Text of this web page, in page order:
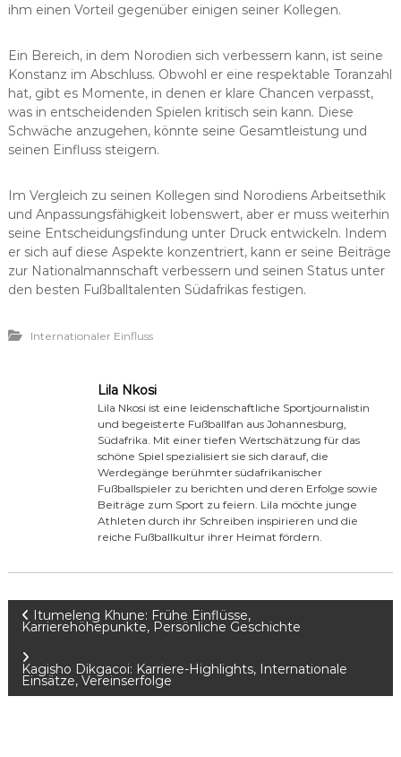
ihm einen Vorteil gegenüber einigen seiner Kollegen.
Ein Bereich, in dem Norodien sich verbessern kann, ist seine
Konstanz im Abschluss. Obwohl er eine respektable Toranzahl
hat, gibt es Momente, in denen er klare Chancen verpasst,
was in entscheidenden Spielen kritisch sein kann. Diese
Schwäche anzugehen, könnte seine Gesamtleistung und
seinen Einfluss steigern.
Im Vergleich zu seinen Kollegen sind Norodiens Arbeitsethik
und Anpassungsfähigkeit lobenswert, aber er muss weiterhin
seine Entscheidungsfindung unter Druck entwickeln. Indem
er sich auf diese Aspekte konzentriert, kann er seine Beiträge
zur Nationalmannschaft verbessern und seinen Status unter
den besten Fußballtalenten Südafrikas festigen.
Internationaler Einfluss
Lila Nkosi
Lila Nkosi ist eine leidenschaftliche Sportjournalistin
und begeisterte Fußballfan aus Johannesburg,
Südafrika. Mit einer tiefen Wertschätzung für das
schöne Spiel spezialisiert sie sich darauf, die
Werdegänge berühmter südafrikanischer
Fußballspieler zu berichten und deren Erfolge sowie
Beiträge zum Sport zu feiern. Lila möchte junge
Athleten durch ihr Schreiben inspirieren und die
reiche Fußballkultur ihrer Heimat fördern.
P
s
Itumeleng Khune: Frühe Einflüsse,
Karrierehöhepunkte, Persönliche Geschichte
Kagisho Dikgacoi: Karriere-Highlights, Internationale
Einsätze, Vereinserfolge